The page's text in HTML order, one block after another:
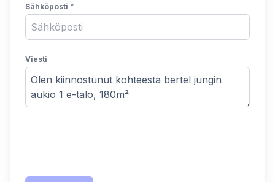
Sähköposti *
Viesti